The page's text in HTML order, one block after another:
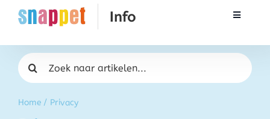
naar
Toggle
Rekenen
Taal & Spelling
Home/ Privacy
Zoeken
naar: